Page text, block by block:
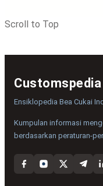
Scroll to Top
Customspedia
Ensiklopedia Bea Cukai
Kumpulan informasi
berdasarkan peraturan-